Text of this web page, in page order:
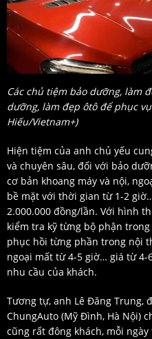
Các chủ tiệm bảo dưỡng, làm
dưỡng, làm đẹp ôtô để phục
Hiếu/Vietnam+)
Hiện tiệm của anh chủ yếu
và chuyên sâu, đối với bảo
cơ bản khoang máy và nội,
bề mặt với thời gian từ 1-2
2.000.000 đồng/lần. Với hình
kiểm tra kỹ từng bộ phận
phục hồi từng phần trong nội
ngoại mất từ 4-5 giờ… giá từ
nhu cầu của khách.
Tương tự, anh Lê Đăng Trung,
ChungAuto (Mỹ Đình, Hà Nội)
cũng rất đông khách, mỗi